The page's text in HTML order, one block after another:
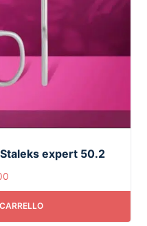
expert 50.2